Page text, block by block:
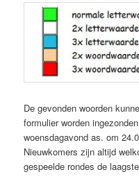
De gevonden woorden
formulier worden
woensdagavond as. om
Nieuwkomers zijn altijd
gespeelde rondes de